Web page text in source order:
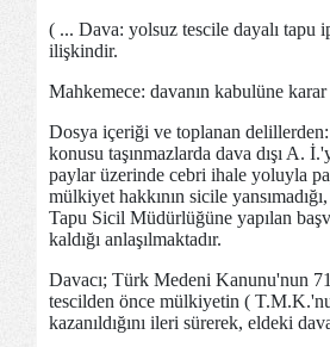
( ... Dava: yolsuz tescile dayalı tapu
ilişkindir.
Mahkemece: davanın kabulüne
Dosya içeriği ve toplanan delillerden:
konusu taşınmazlarda dava dışı A.
paylar üzerinde cebri ihale yoluyla
mülkiyet hakkının sicile
Tapu Sicil Müdürlüğüne yapılan
kaldığı anlaşılmaktadır.
Davacı; Türk Medeni Kanunu'nun
tescilden önce mülkiyetin (
kazanıldığını ileri sürerek, eldeki